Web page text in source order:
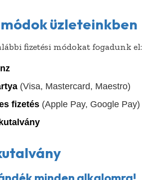
üzleteinkben
fizetési módokat fogadunk el:
(Visa, Mastercard, Maestro)
fizetés (Apple Pay, Google Pay)